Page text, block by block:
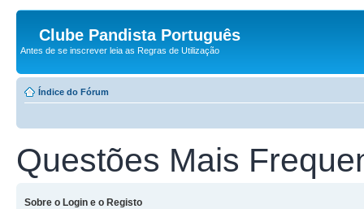
Clube Pandista Português
Antes de se inscrever leia as Regras de Utilização
Índice do Fórum
Questões Mais
Sobre o Login e o Registo